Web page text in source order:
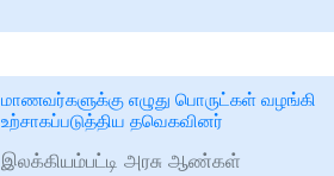
மாணவர்களுக்கு எழுது பொருட்கள் வழங்கி
உற்சாகப்படுத்திய தவெகவினர்
இலக்கியம்பட்டி அரசு ஆண்கள்